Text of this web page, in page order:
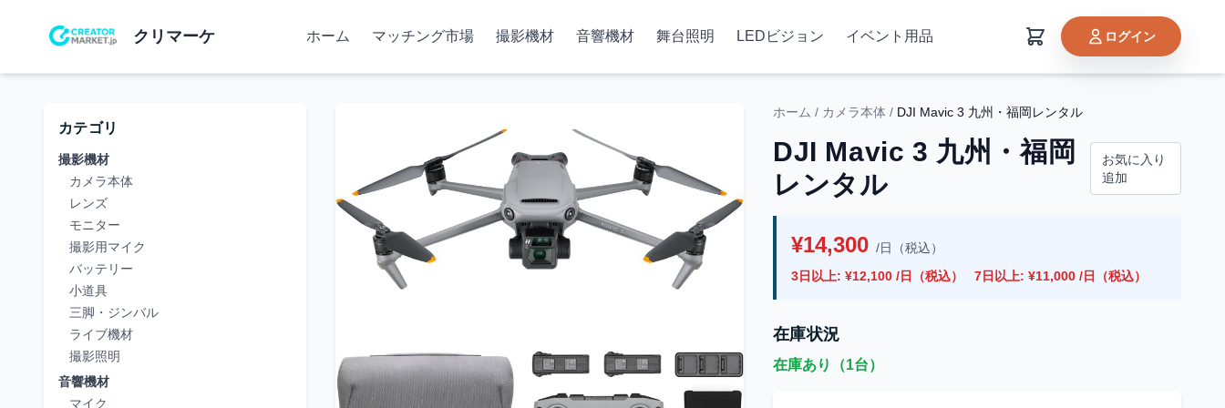
クリマーケ ホーム マッチング市場 撮影機材 音響機材 舞台照明 LEDビジョン イベント用品 ログイン
カテゴリ
撮影機材
カメラ本体
レンズ
モニター
撮影用マイク
バッテリー
小道具
三脚・ジンバル
ライブ機材
撮影照明
音響機材
マイク
ホーム / カメラ本体 / DJI Mavic 3 九州・福岡レンタル
DJI Mavic 3 九州・福岡
レンタル
お気に入り
追加
¥14,300 /日（税込）
3日以上: ¥12,100 /日（税込）
7日以上: ¥11,000 /日（税込）
在庫状況
在庫あり（1台）